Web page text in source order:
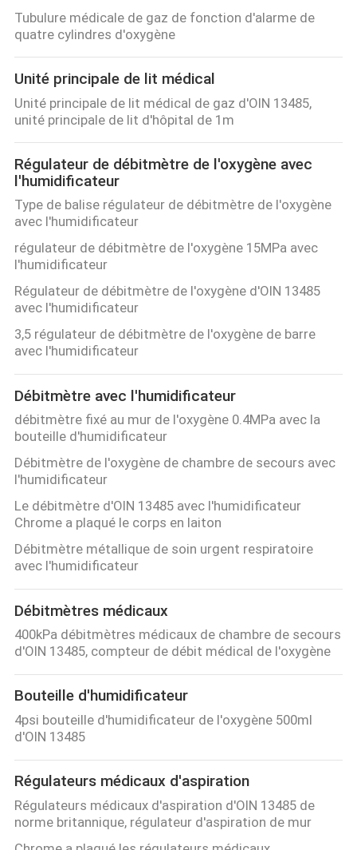
Tubulure médicale de gaz de fonction d'alarme de
quatre cylindres d'oxygène
Unité principale de lit médical
Unité principale de lit médical de gaz d'OIN 13485,
unité principale de lit d'hôpital de 1m
Régulateur de débitmètre de l'oxygène avec
l'humidificateur
Type de balise régulateur de débitmètre de l'oxygène
avec l'humidificateur
régulateur de débitmètre de l'oxygène 15MPa avec
l'humidificateur
Régulateur de débitmètre de l'oxygène d'OIN 13485
avec l'humidificateur
3,5 régulateur de débitmètre de l'oxygène de barre
avec l'humidificateur
Débitmètre avec l'humidificateur
débitmètre fixé au mur de l'oxygène 0.4MPa avec la
bouteille d'humidificateur
Débitmètre de l'oxygène de chambre de secours avec
l'humidificateur
Le débitmètre d'OIN 13485 avec l'humidificateur
Chrome a plaqué le corps en laiton
Débitmètre métallique de soin urgent respiratoire
avec l'humidificateur
Débitmètres médicaux
400kPa débitmètres médicaux de chambre de secours
d'OIN 13485, compteur de débit médical de l'oxygène
Bouteille d'humidificateur
4psi bouteille d'humidificateur de l'oxygène 500ml
d'OIN 13485
Régulateurs médicaux d'aspiration
Régulateurs médicaux d'aspiration d'OIN 13485 de
norme britannique, régulateur d'aspiration de mur